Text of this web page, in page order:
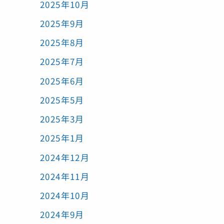
2025年10月
2025年9月
2025年8月
2025年7月
2025年6月
2025年5月
2025年3月
2025年1月
2024年12月
2024年11月
2024年10月
2024年9月